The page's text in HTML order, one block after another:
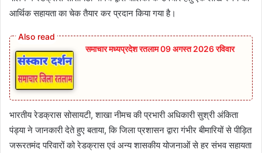
आर्थिक सहायता का चेक तैयार कर प्रदान किया गया है।
समाचार मध्यप्रदेश रतलाम 09 अगस्त 2026 रविवार
भारतीय रेडक्रास सोसायटी, शाखा नीमच की प्रभारी अधिकारी सुश्री अंकिता
पंड्या ने जानकारी देते हुए बताया, कि जिला प्रशासन द्वारा गंभीर बीमारियों से पीड़ित
जरूरतमंद परिवारों को रेडक्रास एवं अन्य शासकीय योजनाओं से हर संभव सहायता